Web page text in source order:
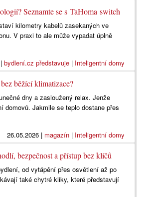
Seznamte se s TaHoma switch
kilometry kabelů zasekaných ve
V praxi to ale může vypadat úplně
bydlení.cz představuje| Inteligentní domy
běžící klimatizace?
dny a zasloužený relax. Jenže
Jakmile se teplo dostane přes
26.05.2026| magazín| Inteligentní domy
bezpečnost a přístup bez klíčů
od vytápění přes osvětlení až po
také chytré kliky, které představují